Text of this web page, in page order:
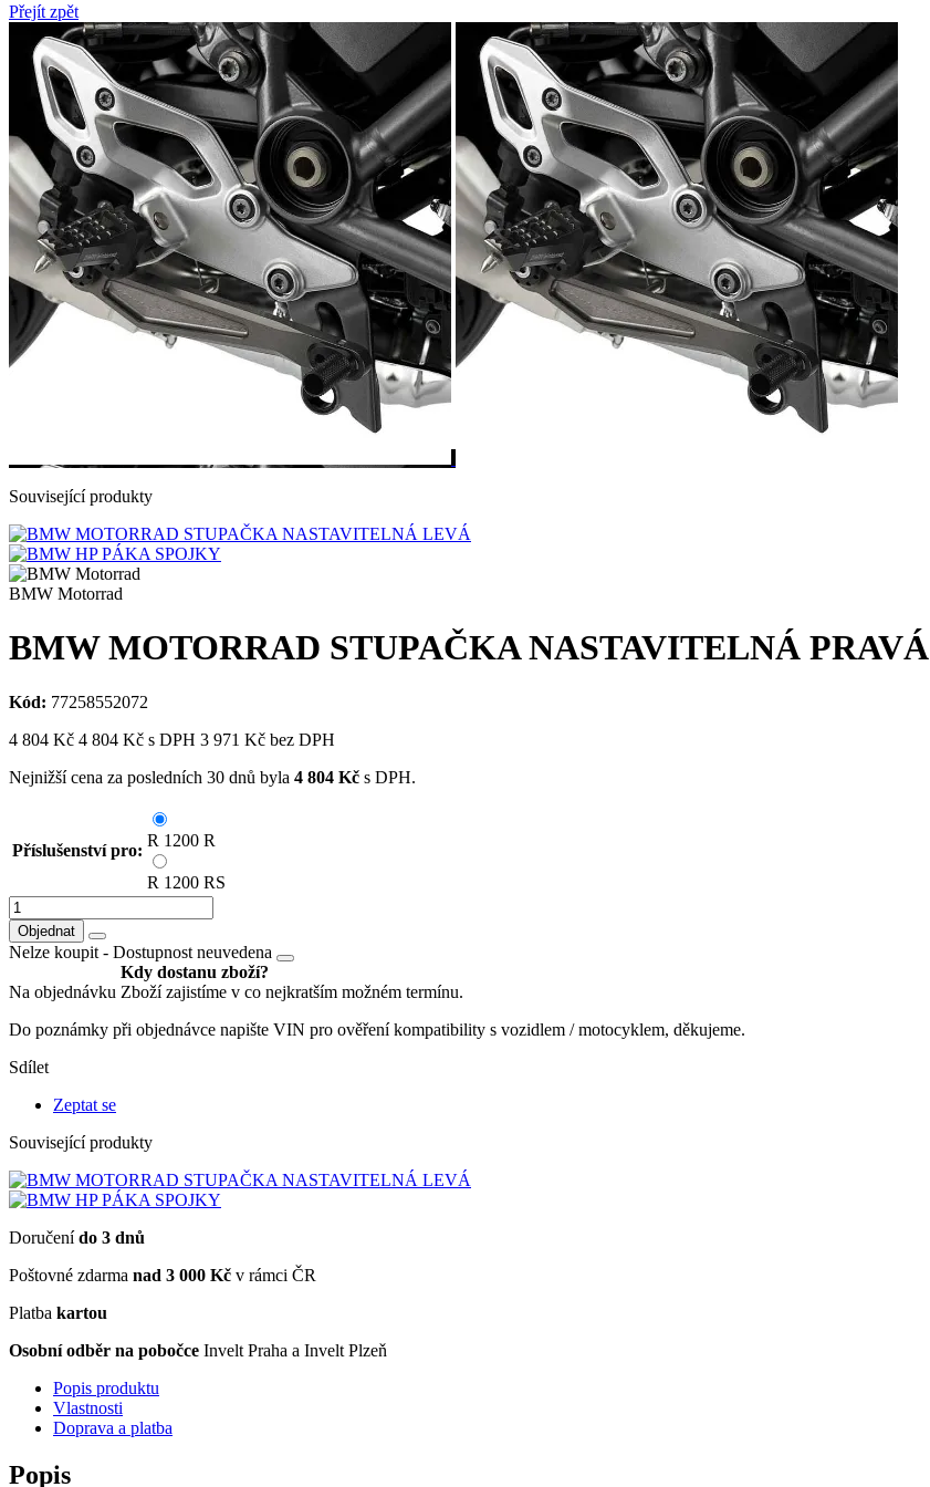
Přejít zpět
Související produkty
BMW Motorrad
BMW MOTORRAD STUPAČKA NASTAVITELNÁ PRAVÁ
Kód: 77258552072
4 804 Kč 4 804 Kč s DPH 3 971 Kč bez DPH
Nejnižší cena za posledních 30 dnů byla 4 804 Kč s DPH.
Příslušenství pro:
R 1200 R
R 1200 RS
Objednat
Nelze koupit - Dostupnost neuvedena
Na objednávku
Kdy dostanu zboží?
Zboží zajistíme v co nejkratším možném termínu.
Do poznámky při objednávce napište VIN pro ověření kompatibility s vozidlem / motocyklem, děkujeme.
Sdílet
Zeptat se
Související produkty
Doručenído 3 dnů
Poštovné zdarma nad 3 000 Kč v rámci ČR
Platba kartou
Osobní odběr na pobočce Invelt Praha a Invelt Plzeň
Popis produktu
Vlastnosti
Doprava a platba
Popis